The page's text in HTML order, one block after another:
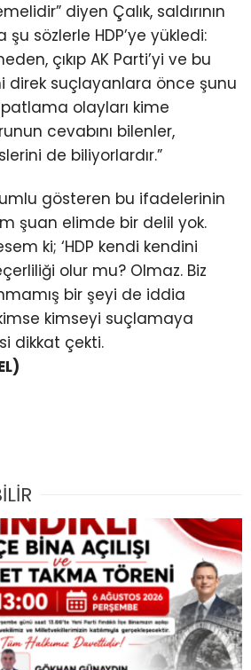
diyen Çalık, saldırının
sözlerle HDP’ye yükledi:
çıkıp AK Parti’yi ve bu
direk suçlayanlara önce şunu
olayları kime
cevabını bilenler,
de biliyorlardır.”
gösteren bu ifadelerinin
şuan elimde bir delil yok.
ki; ‘HDP kendi kendini
olur mu? Olmaz. Biz
bir şeyi de iddia
kimseyi suçlamaya
dikkat çekti.